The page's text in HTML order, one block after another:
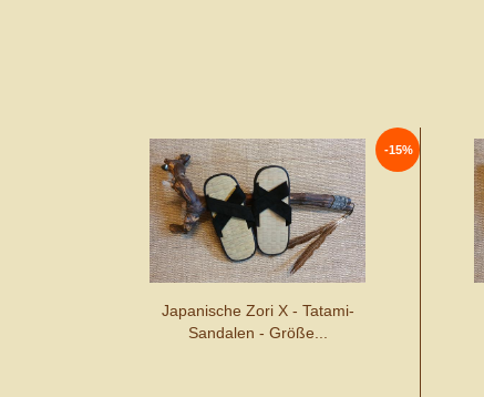
-15%
Japanische Zori X - Tatami-
Sandalen - Größe...